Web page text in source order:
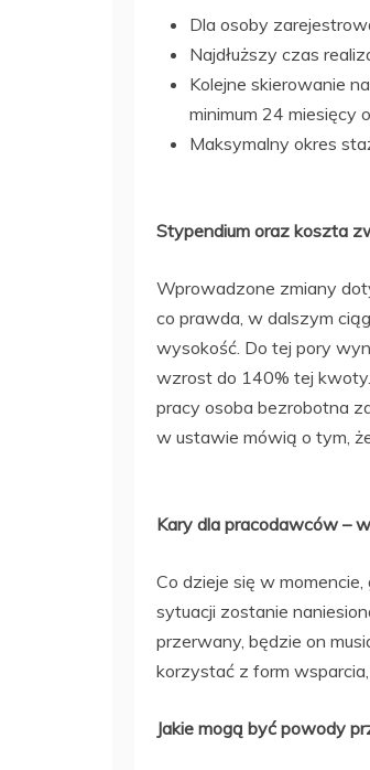
Dla osoby
Najdłuższy czas
Kolejne skierowanie
minimum 24 miesięcy
Maksymalny okres
Stypendium oraz koszta
Wprowadzone zmiany
co prawda, w dalszym
wysokość. Do tej pory
wzrost do 140% tej
pracy osoba bezrobotna
w ustawie mówią o tym,
Kary dla pracodawców –
Co dzieje się w
sytuacji zostanie
przerwany, będzie on
korzystać z form
Jakie mogą być powody